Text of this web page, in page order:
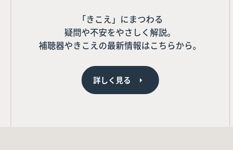
「きこえ」にまつわる
疑問や不安をやさしく解説。
補聴器やきこえの最新情報はこちらから。
詳しく見る